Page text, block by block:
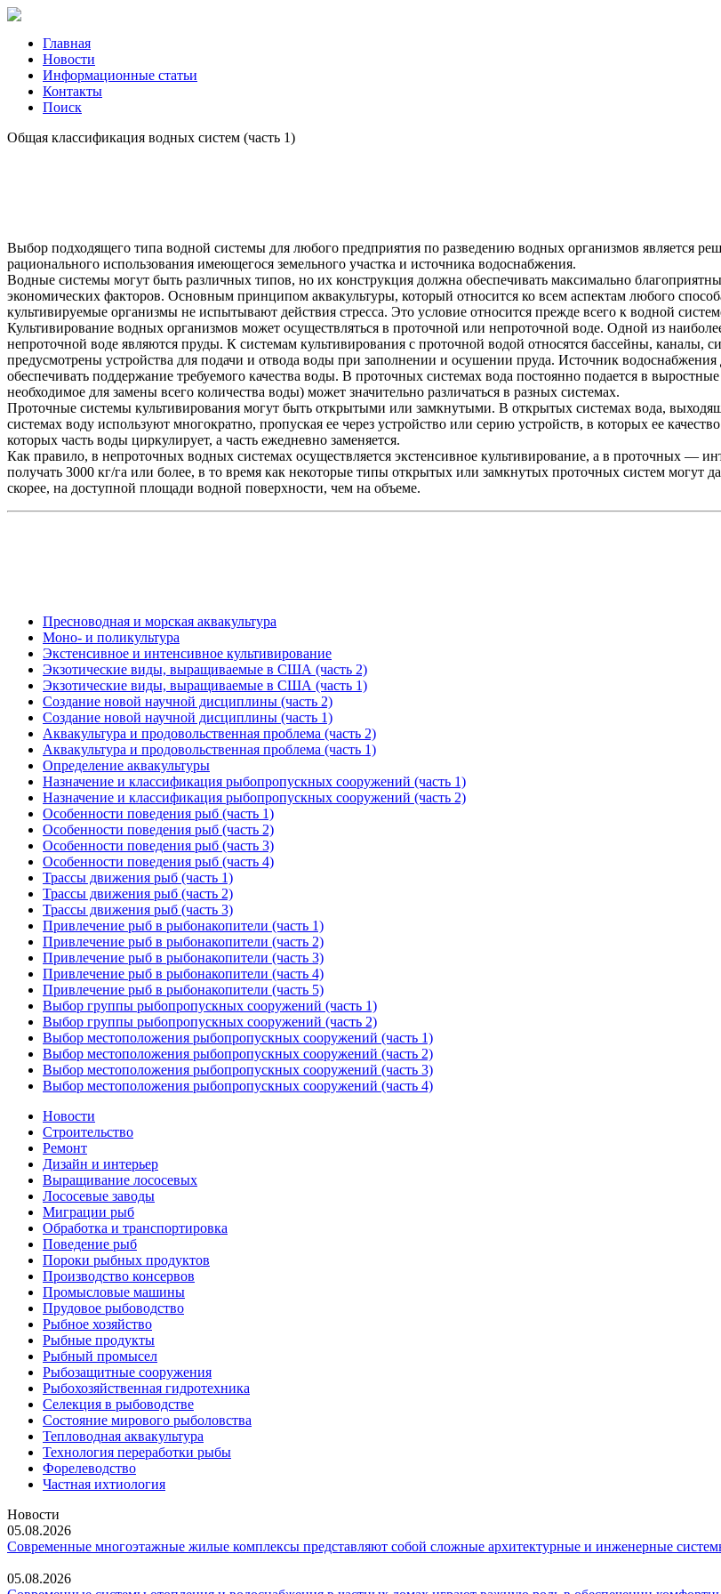
Главная
Новости
Информационные статьи
Контакты
Поиск
Общая классификация водных систем (часть 1)
Выбор подходящего типа водной системы для любого предприятия по разведению водных организмов является
рационального использования имеющегося земельного участка и источника водоснабжения.
Водные системы могут быть различных типов, но их конструкция должна обеспечивать максимально
экономических факторов. Основным принципом аквакультуры, который относится ко всем аспектам любого
культивируемые организмы не испытывают действия стресса. Это условие относится прежде всего к водной
Культивирование водных организмов может осуществляться в проточной или непроточной воде. Одной из
непроточной воде являются пруды. К системам культивирования с проточной водой относятся бассейны,
предусмотрены устройства для подачи и отвода воды при заполнении и осушении пруда. Источник
обеспечивать поддержание требуемого качества воды. В проточных системах вода постоянно подается в
необходимое для замены всего количества воды) может значительно различаться в разных системах.
Проточные системы культивирования могут быть открытыми или замкнутыми. В открытых системах вода,
системах воду используют многократно, пропуская ее через устройство или серию устройств, в которых ее
которых часть воды циркулирует, а часть ежедневно заменяется.
Как правило, в непроточных водных системах осуществляется экстенсивное культивирование, а в проточных —
получать 3000 кг/га или более, в то время как некоторые типы открытых или замкнутых проточных систем могут
скорее, на доступной площади водной поверхности, чем на объеме.
Пресноводная и морская аквакультура
Моно- и поликультура
Экстенсивное и интенсивное культивирование
Экзотические виды, выращиваемые в США (часть 2)
Экзотические виды, выращиваемые в США (часть 1)
Создание новой научной дисциплины (часть 2)
Создание новой научной дисциплины (часть 1)
Аквакультура и продовольственная проблема (часть 2)
Аквакультура и продовольственная проблема (часть 1)
Определение аквакультуры
Назначение и классификация рыбопропускных сооружений (часть 1)
Назначение и классификация рыбопропускных сооружений (часть 2)
Особенности поведения рыб (часть 1)
Особенности поведения рыб (часть 2)
Особенности поведения рыб (часть 3)
Особенности поведения рыб (часть 4)
Трассы движения рыб (часть 1)
Трассы движения рыб (часть 2)
Трассы движения рыб (часть 3)
Привлечение рыб в рыбонакопители (часть 1)
Привлечение рыб в рыбонакопители (часть 2)
Привлечение рыб в рыбонакопители (часть 3)
Привлечение рыб в рыбонакопители (часть 4)
Привлечение рыб в рыбонакопители (часть 5)
Выбор группы рыбопропускных сооружений (часть 1)
Выбор группы рыбопропускных сооружений (часть 2)
Выбор местоположения рыбопропускных сооружений (часть 1)
Выбор местоположения рыбопропускных сооружений (часть 2)
Выбор местоположения рыбопропускных сооружений (часть 3)
Выбор местоположения рыбопропускных сооружений (часть 4)
Новости
Строительство
Ремонт
Дизайн и интерьер
Выращивание лососевых
Лососевые заводы
Миграции рыб
Обработка и транспортировка
Поведение рыб
Пороки рыбных продуктов
Производство консервов
Промысловые машины
Прудовое рыбоводство
Рыбное хозяйство
Рыбные продукты
Рыбный промысел
Рыбозащитные сооружения
Рыбохозяйственная гидротехника
Селекция в рыбоводстве
Состояние мирового рыболовства
Тепловодная аквакультура
Технология переработки рыбы
Форелеводство
Частная ихтиология
Новости
05.08.2026
Современные многоэтажные жилые комплексы представляют собой сложные архитектурные и инженерные
05.08.2026